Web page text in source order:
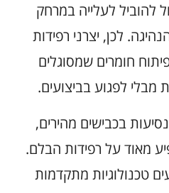
להוביל לעלייה במרחק
לכן, יצרני רפידות
חומרים שמסוגלים
מבלי לפגוע בביצועים.
בכבישים מהירים,
מאוד על רפידות הבלם.
טכנולוגיות מתקדמות